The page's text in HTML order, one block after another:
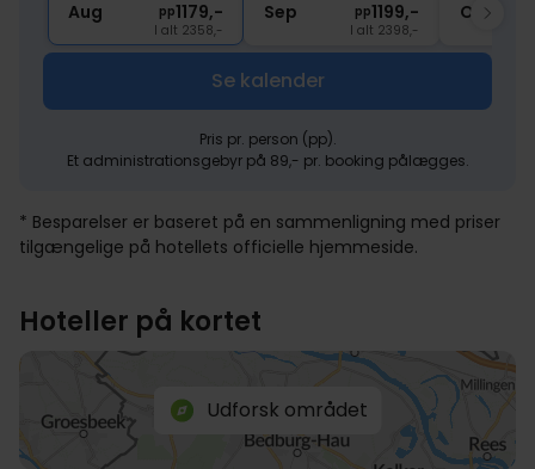
Aug pp1179,-
I alt 2358,-
Sep pp1199,-
I alt 2398,-
Okt
Se kalender
Pris pr. person (pp).
Et administrationsgebyr på 89,- pr. booking pålægges.
* Besparelser er baseret på en sammenligning med priser
tilgængelige på hotellets officielle hjemmeside.
Hoteller på kortet
Udforsk området